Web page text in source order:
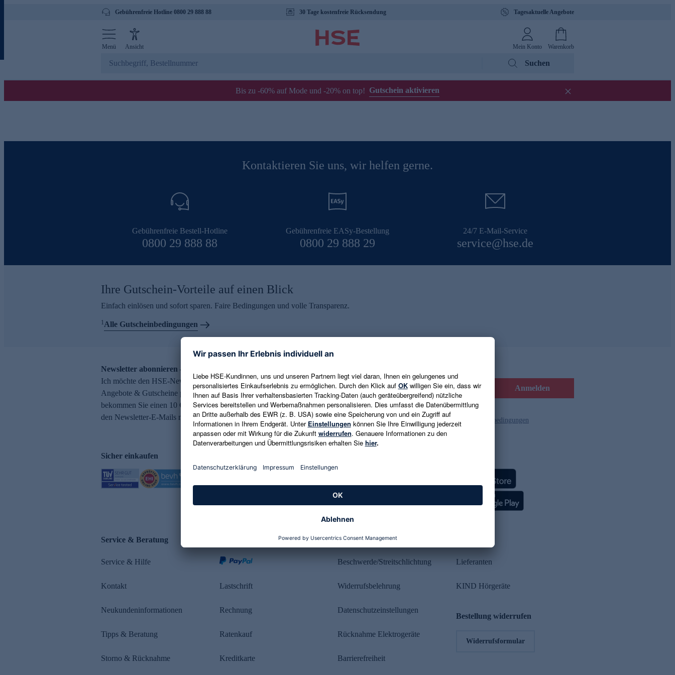
Gebührenfreie Hotline 0800 29 888 88 30 Tage kostenfreie Rücksendung Tagesaktuelle Angebote
Menü Ansicht Mein Konto Warenkorb
Suchen
Bis zu -60% auf Mode und -20% on top! Gutschein aktivieren
Kontaktieren Sie uns, wir helfen gerne.
Gebührenfreie Bestell-Hotline
0800 29 888 88
Gebührenfreie EASy-Bestellung
0800 29 888 29
24/7 E-Mail-Service
service@hse.de
Ihre Gutschein-Vorteile auf einen Blick
Einfach einlösen und sofort sparen. Faire Bedingungen und volle Transparenz.
1Alle Gutscheinbedingungen
Newsletter abonnieren – 10 € Gutschein erhalten
Ich möchte den HSE-Newsletter abonnieren und aktuelle Trends,
Angebote & Gutscheine per E-Mail erhalten. Als Dankeschön
bekommen Sie einen 10 € Gutschein. Eine Abmeldung ist jederzeit in
den Newsletter-E-Mails möglich.
E-Mail-Adresse eingeben Anmelden
Es gelten die Datenschutzrichtlinien und die Gutscheinbedingungen
Sicher einkaufen
Service & Beratung
Service & Hilfe
Kontakt
Neukundeninformationen
Tipps & Beratung
Storno & Rücknahme
Lastschrift
Rechnung
Ratenkauf
Kreditkarte
Rechtliches
Beschwerde/Streitschlichtung
Widerrufsbelehrung
Datenschutzeinstellungen
Rücknahme Elektrogeräte
Barrierefreiheit
Lieferanten
KIND Hörgeräte
Bestellung widerrufen
Widerrufsformular